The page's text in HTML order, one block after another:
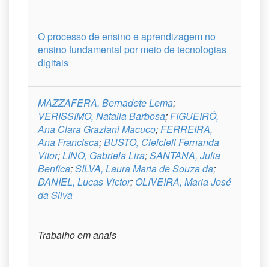
O processo de ensino e aprendizagem no
ensino fundamental por meio de tecnologias
digitais
MAZZAFERA, Bernadete Lema;
VERISSIMO, Natalia Barbosa;FIGUEIRÓ,
Ana Clara Graziani Macuco;FERREIRA,
Ana Francisca;BUSTO, Cleicieli Fernanda
Vitor;LINO, Gabriela Lira;SANTANA, Julia
Benfica;SILVA, Laura Maria de Souza da;
DANIEL, Lucas Victor; OLIVEIRA, Maria José
da Silva
Trabalho em anais